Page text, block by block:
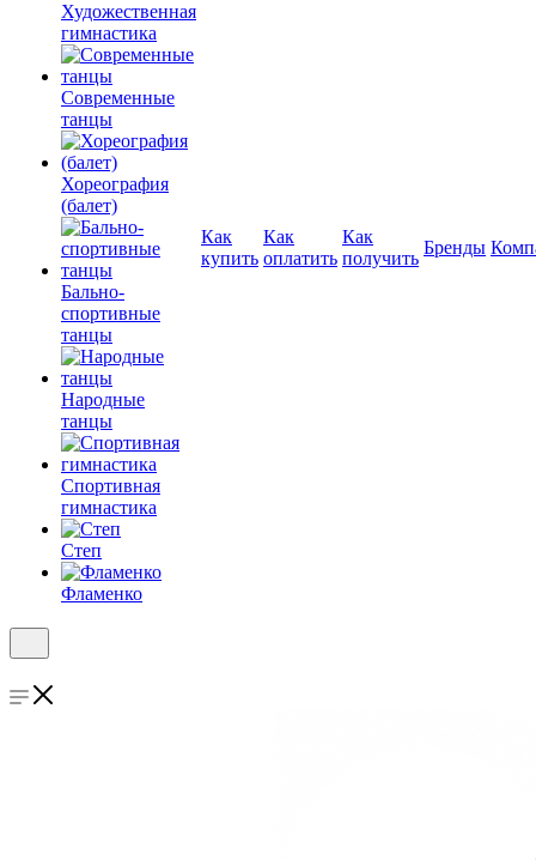
Художественная
гимнастика
Современные
танцы
Хореография
(балет)
Бально-
спортивные
танцы
Народные
танцы
Спортивная
гимнастика
Степ
Фламенко
Как
купить
Как
оплатить
Как
получить
Бренды